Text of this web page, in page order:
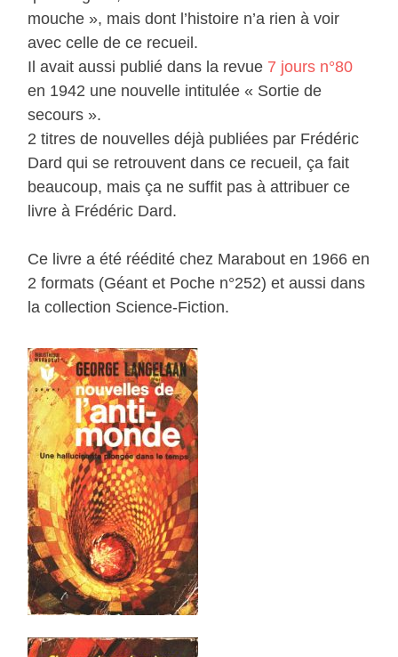
mouche », mais dont l’histoire n’a rien à voir
avec celle de ce recueil.
Il avait aussi publié dans la revue 7 jours n°80
en 1942 une nouvelle intitulée « Sortie de
secours ».
2 titres de nouvelles déjà publiées par Frédéric
Dard qui se retrouvent dans ce recueil, ça fait
beaucoup, mais ça ne suffit pas à attribuer ce
livre à Frédéric Dard.
Ce livre a été réédité chez Marabout en 1966 en
2 formats (Géant et Poche n°252) et aussi dans
la collection Science-Fiction.